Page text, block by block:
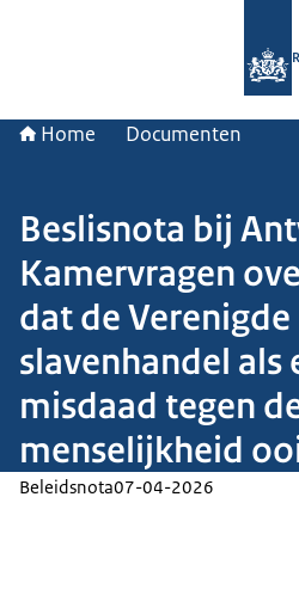
Home Documenten
Beslisnota bij
Kamervragen
dat de
slavenhandel als
misdaad tegen
menselijkheid
Beleidsnota07-04-2026